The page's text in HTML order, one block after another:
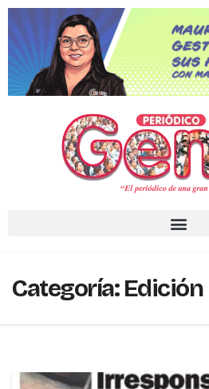
Categoría: